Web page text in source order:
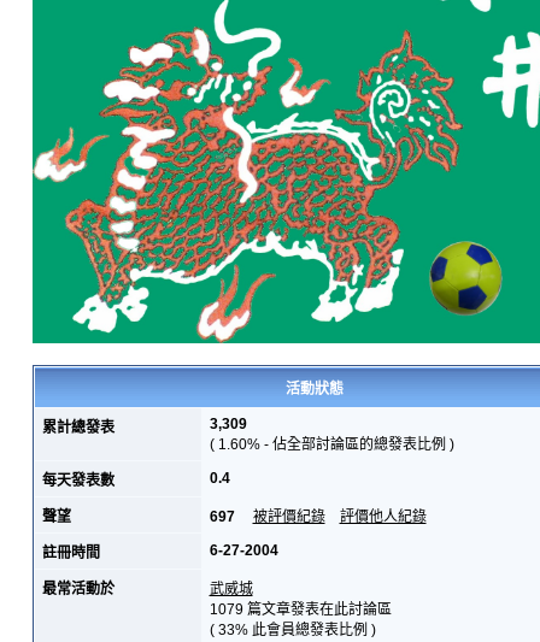
活動狀態
累計總發表
3,309
( 1.60% - 佔全部討論區的總發表比例 )
每天發表數 0.4
聲望 697 被評價紀錄 評價他人紀錄
註冊時間 6-27-2004
最常活動於
武威城
1079 篇文章發表在此討論區
( 33% 此會員總發表比例 )